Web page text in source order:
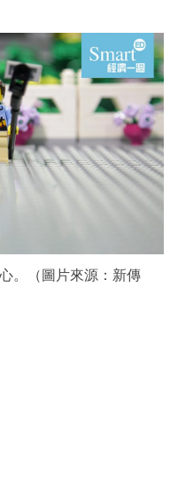
。（圖片來源：新傳